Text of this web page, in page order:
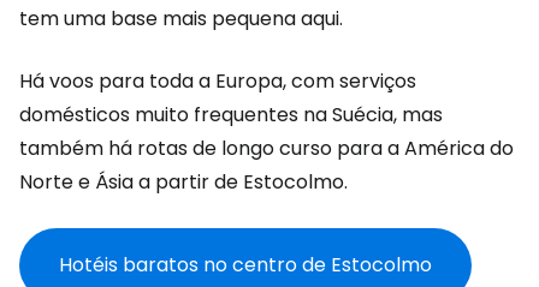
tem uma base mais pequena aqui.
Há voos para toda a Europa, com serviços
domésticos muito frequentes na Suécia, mas
também há rotas de longo curso para a América do
Norte e Ásia a partir de Estocolmo.
Hotéis baratos no centro de Estocolmo